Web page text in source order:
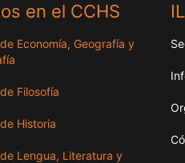
en el CCHS
Economía, Geografía y
Filosofía
Historia
Lengua, Literatura y